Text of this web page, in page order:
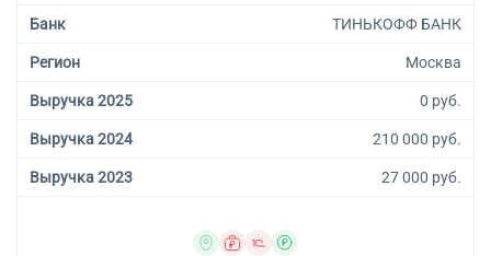
Банк ТИНЬКОФФ БАНК
Регион Москва
Выручка 2025 0 руб.
Выручка 2024 210 000 руб.
Выручка 2023 27 000 руб.